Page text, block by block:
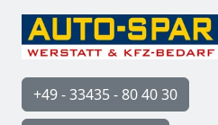
+49 - 33435 - 80 40 30